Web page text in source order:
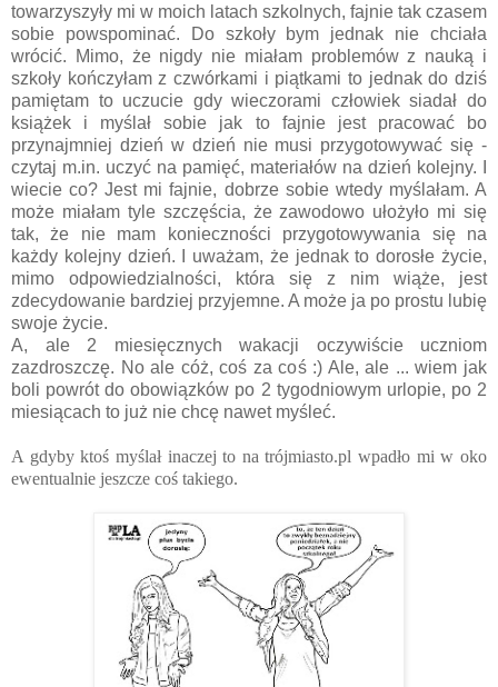
towarzyszyły mi w moich latach szkolnych, fajnie tak czasem
sobie powspominać. Do szkoły bym jednak nie chciała
wrócić. Mimo, że nigdy nie miałam problemów z nauką i
szkoły kończyłam z czwórkami i piątkami to jednak do dziś
pamiętam to uczucie gdy wieczorami człowiek siadał do
książek i myślał sobie jak to fajnie jest pracować bo
przynajmniej dzień w dzień nie musi przygotowywać się -
czytaj m.in. uczyć na pamięć, materiałów na dzień kolejny. I
wiecie co? Jest mi fajnie, dobrze sobie wtedy myślałam. A
może miałam tyle szczęścia, że zawodowo ułożyło mi się
tak, że nie mam konieczności przygotowywania się na
każdy kolejny dzień. I uważam, że jednak to dorosłe życie,
mimo odpowiedzialności, która się z nim wiąże, jest
zdecydowanie bardziej przyjemne. A może ja po prostu lubię
swoje życie.
A, ale 2 miesięcznych wakacji oczywiście uczniom
zazdroszczę. No ale cóż, coś za coś :) Ale, ale ... wiem jak
boli powrót do obowiązków po 2 tygodniowym urlopie, po 2
miesiącach to już nie chcę nawet myśleć.
A gdyby ktoś myślał inaczej to na trójmiasto.pl wpadło mi w oko
ewentualnie jeszcze coś takiego.